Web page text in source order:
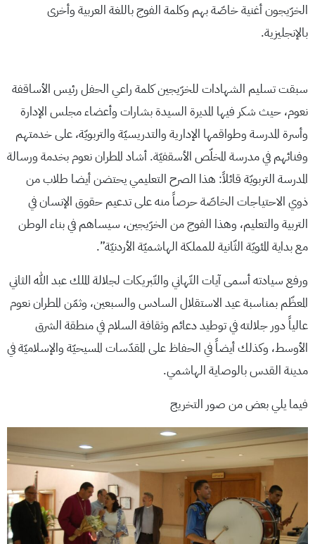
الخرّيجون أغنية خاصّة بهم وكلمة الفوج باللغة العربية وأخرى
بالإنجليزية.
سبقت تسليم الشهادات للخرّيجين كلمة راعي الحفل رئيس الأساقفة
نعوم، حيث شكر فيها المديرة السيدة بشارات وأعضاء مجلس الإدارة
وأسرة المدرسة وطواقمها الإدارية والتدريسيّة والتربويّة، على خدمتهم
وفنائهم في مدرسة المخلّص الأسقفيّة. أشاد المطران نعوم بخدمة ورسالة
المدرسة التربويّة قائلاً: هذا الصرح التعليمي يحتضن أيضا طلاب من
ذوي الاحتياجات الخاصّة حرصاً منه على تدعيم حقوق الإنسان في
التربية والتعليم، وهذا الفوج من الخرّيجين، سيساهم في بناء الوطن
مع بداية المئويّة الثّانية للمملكة الهاشميّة الأردنيّة”.
ورفع سيادته أسمى آيات التّهاني والتّبريكات لجلالة الملك عبد الله الثاني
المعظّم بمناسبة عيد الاستقلال السادس والسبعين، وثمّن المطران نعوم
عالياً دور جلالته في توطيد دعائم وثقافة السلام في منطقة الشرق
الأوسط، وكذلك أيضاً في الحفاظ على المقدّسات المسيحيّة والإسلاميّة في
مدينة القدس بالوصاية الهاشمي.
فيما يلي بعض من صور التخريج